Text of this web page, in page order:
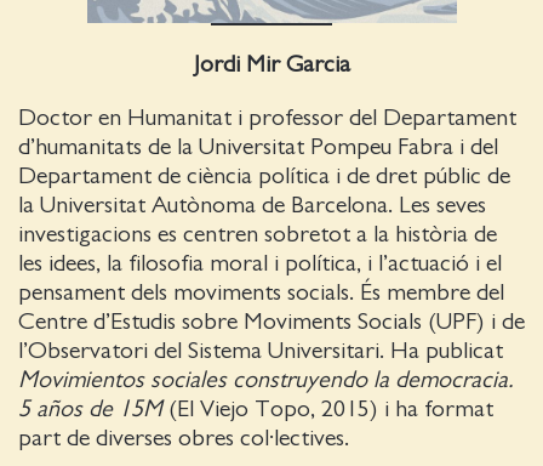
Jordi Mir Garcia
Doctor en Humanitat i professor del Departament
d’humanitats de la Universitat Pompeu Fabra i del
Departament de ciència política i de dret públic de
la Universitat Autònoma de Barcelona. Les seves
investigacions es centren sobretot a la història de
les idees, la filosofia moral i política, i l’actuació i el
pensament dels moviments socials. És membre del
Centre d’Estudis sobre Moviments Socials (UPF) i de
l’Observatori del Sistema Universitari. Ha publicat
Movimientos sociales construyendo la democracia.
5 años de 15M(El Viejo Topo, 2015) i ha format
part de diverses obres col·lectives.